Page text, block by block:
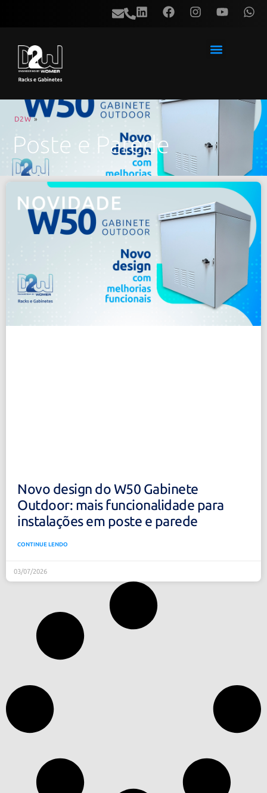
Poste e Parede
D2W»
Novo design do W50 Gabinete
Outdoor: mais funcionalidade para
instalações em poste e parede
CONTINUE LENDO
03/07/2026